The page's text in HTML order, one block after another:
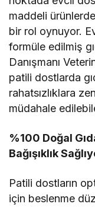
maddeli
bir rol oynuyor.
formüle edilmiş
Danışmanı
patili dostlarda
rahatsızlıklara
müdahale
%100 Doğal
Bağışıklık
Patili dostların
için beslenme